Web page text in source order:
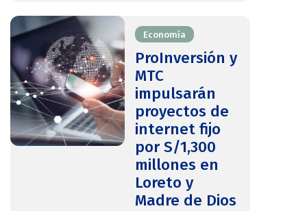
Economía
ProInversión y
MTC
impulsarán
proyectos de
internet fijo
por S/1,300
millones en
Loreto y
Madre de Dios